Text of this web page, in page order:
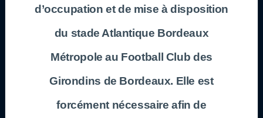
d’occupation et de mise à disposition
du stade Atlantique Bordeaux
Métropole au Football Club des
Girondins de Bordeaux. Elle est
forcément nécessaire afin de